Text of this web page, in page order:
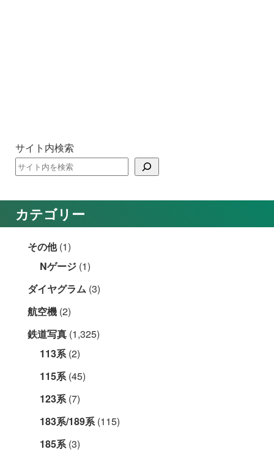
サイト内検索
カテゴリー
その他(1)
Nゲージ (1)
ダイヤグラム (3)
航空機 (2)
鉄道写真 (1,325)
113系(2)
115系(45)
123系(7)
183系/189系(115)
185系(3)